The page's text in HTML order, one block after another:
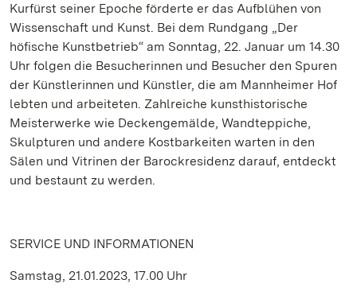
Kurfürst seiner Epoche förderte er das Aufblühen von
Wissenschaft und Kunst. Bei dem Rundgang „Der
höfische Kunstbetrieb“ am Sonntag, 22. Januar um 14.30
Uhr folgen die Besucherinnen und Besucher den Spuren
der Künstlerinnen und Künstler, die am Mannheimer Hof
lebten und arbeiteten. Zahlreiche kunsthistorische
Meisterwerke wie Deckengemälde, Wandteppiche,
Skulpturen und andere Kostbarkeiten warten in den
Sälen und Vitrinen der Barockresidenz darauf, entdeckt
und bestaunt zu werden.
SERVICE UND INFORMATIONEN
Samstag, 21.01.2023, 17.00 Uhr